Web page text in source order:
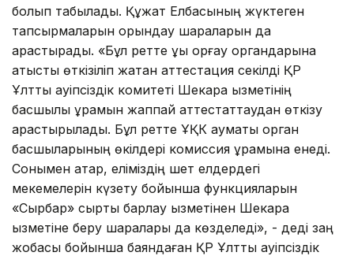
болып табылады. Құжат Елбасының жүктеген
тапсырмаларын орындау шараларын да
қарастырады. «Бұл ретте құқық қорғау органдарына
қатысты өткізіліп жатқан аттестация секілді ҚР
Ұлттық қауіпсіздік комитеті Шекара қызметінің
басшылық құрамын жаппай аттестаттаудан өткізу
қарастырылады. Бұл ретте ҰҚК аумақтық орган
басшыларының өкілдері комиссия құрамына енеді.
Сонымен қатар, еліміздің шет елдердегі
мекемелерін күзету бойынша функцияларын
«Сырбар» сыртқы барлау қызметінен Шекара
қызметіне беру шаралары да көзделеді», - деді заң
жобасы бойынша баяндаған ҚР Ұлттық қауіпсіздік